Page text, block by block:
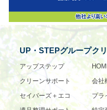
UP・STEPグループ
アップステップ
クリーンサポート
セイバーズ＋エコ
ク
会社
プラ